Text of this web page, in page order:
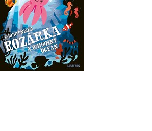
ohromný oceán
Bohdana Jarošová